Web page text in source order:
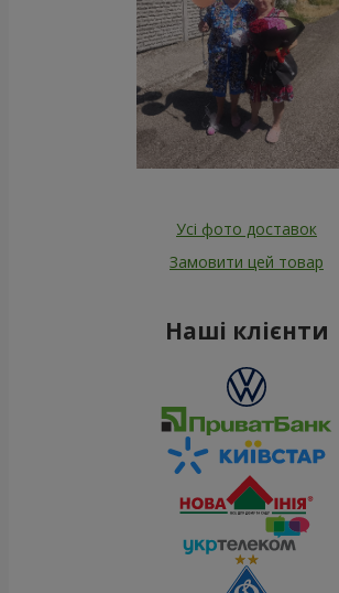
Усі фото доставок
Замовити цей товар
Наші клієнти